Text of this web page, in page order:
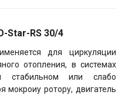
Star-RS 30/4
для циркуляции
отопления, в системах
стабильном или слабо
ротору, двигатель